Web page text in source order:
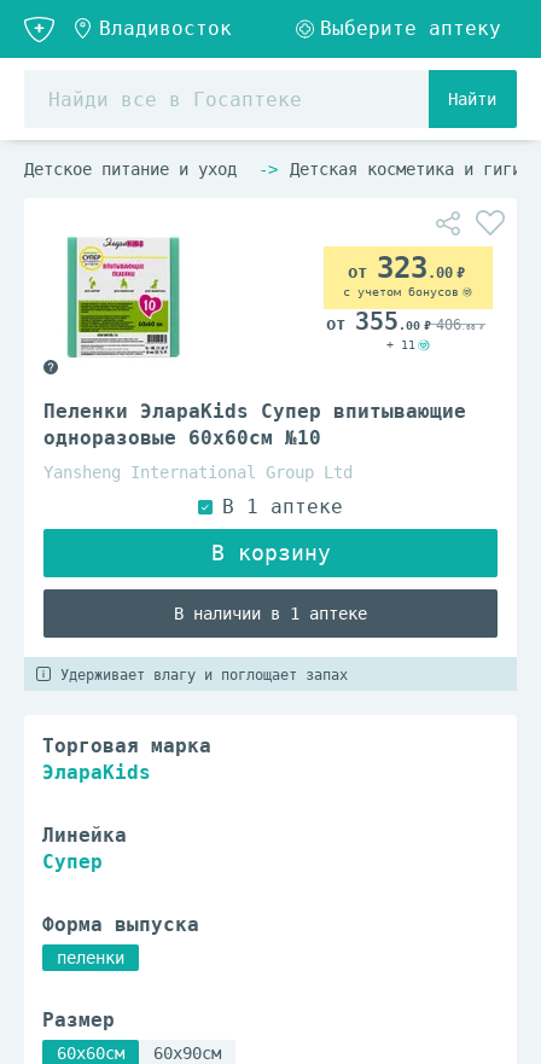
Найти
Детское питание и уход Детская косметика и
Пеленки ЭлараKids Супер впитывающие
одноразовые 60x60см №10
Yansheng International Group Ltd
В наличии в 1 аптеке
323 .00
с учетом бонусов
355 .00 406.00
+ 11
Удерживает влагу и поглощает запах
Торговая марка
ЭлараKids
Линейка
Супер
Форма выпуска
пеленки
Размер
60x60см 60x90см